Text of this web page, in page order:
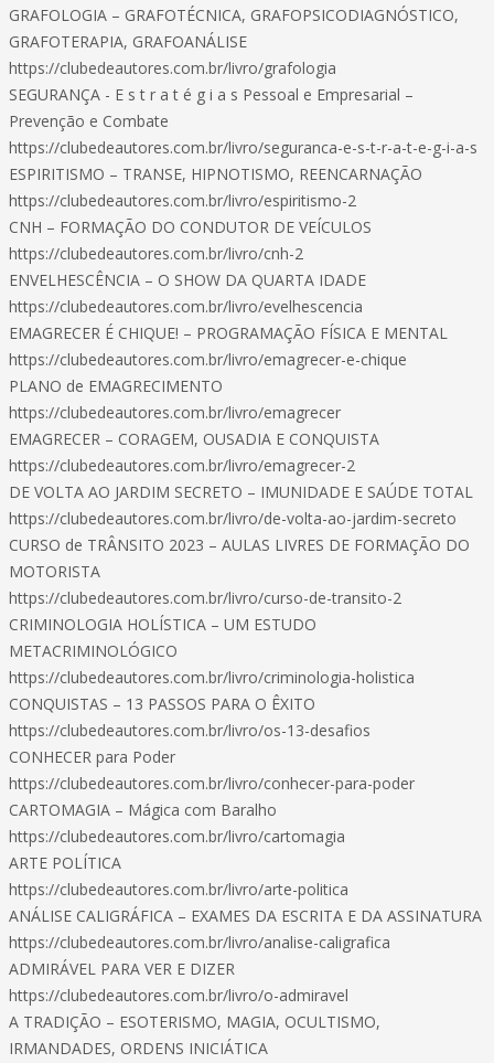
GRAFOLOGIA – GRAFOTÉCNICA, GRAFOPSICODIAGNÓSTICO,
GRAFOTERAPIA, GRAFOANÁLISE
https://clubedeautores.com.br/livro/grafologia
SEGURANÇA - E s t r a t é g i a s Pessoal e Empresarial –
Prevenção e Combate
https://clubedeautores.com.br/livro/seguranca-e-s-t-r-a-t-e-g-i-a-s
ESPIRITISMO – TRANSE, HIPNOTISMO, REENCARNAÇÃO
https://clubedeautores.com.br/livro/espiritismo-2
CNH – FORMAÇÃO DO CONDUTOR DE VEÍCULOS
https://clubedeautores.com.br/livro/cnh-2
ENVELHESCÊNCIA – O SHOW DA QUARTA IDADE
https://clubedeautores.com.br/livro/evelhescencia
EMAGRECER É CHIQUE! – PROGRAMAÇÃO FÍSICA E MENTAL
https://clubedeautores.com.br/livro/emagrecer-e-chique
PLANO de EMAGRECIMENTO
https://clubedeautores.com.br/livro/emagrecer
EMAGRECER – CORAGEM, OUSADIA E CONQUISTA
https://clubedeautores.com.br/livro/emagrecer-2
DE VOLTA AO JARDIM SECRETO – IMUNIDADE E SAÚDE TOTAL
https://clubedeautores.com.br/livro/de-volta-ao-jardim-secreto
CURSO de TRÂNSITO 2023 – AULAS LIVRES DE FORMAÇÃO DO
MOTORISTA
https://clubedeautores.com.br/livro/curso-de-transito-2
CRIMINOLOGIA HOLÍSTICA – UM ESTUDO
METACRIMINOLÓGICO
https://clubedeautores.com.br/livro/criminologia-holistica
CONQUISTAS – 13 PASSOS PARA O ÊXITO
https://clubedeautores.com.br/livro/os-13-desafios
CONHECER para Poder
https://clubedeautores.com.br/livro/conhecer-para-poder
CARTOMAGIA – Mágica com Baralho
https://clubedeautores.com.br/livro/cartomagia
ARTE POLÍTICA
https://clubedeautores.com.br/livro/arte-politica
ANÁLISE CALIGRÁFICA – EXAMES DA ESCRITA E DA ASSINATURA
https://clubedeautores.com.br/livro/analise-caligrafica
ADMIRÁVEL PARA VER E DIZER
https://clubedeautores.com.br/livro/o-admiravel
A TRADIÇÃO – ESOTERISMO, MAGIA, OCULTISMO,
IRMANDADES, ORDENS INICIÁTICA